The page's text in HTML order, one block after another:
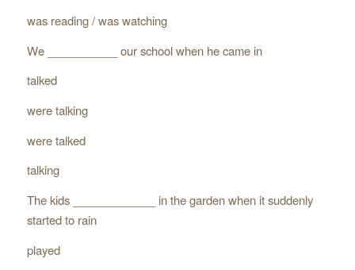
was reading / was watching
We ___________ our school when he came in
talked
were talking
were talked
talking
The kids _____________ in the garden when it suddenly
started to rain
played